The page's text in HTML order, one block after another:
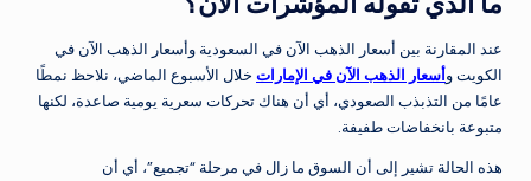
عند المقارنة بين أسعار الذهب الآن في السعودية وأسعار الذهب الآن في
الكويت وأسعار الذهب الآن في الإمارات خلال الأسبوع الماضي، نلاحظ نمطًا
عامًا من التذبذب الصعودي، أي أن هناك تحركات سعرية يومية صاعدة، لكنها
متبوعة بانخفاضات طفيفة.
هذه الحالة تشير إلى أن السوق ما زال في مرحلة “تجميع”، أي أن